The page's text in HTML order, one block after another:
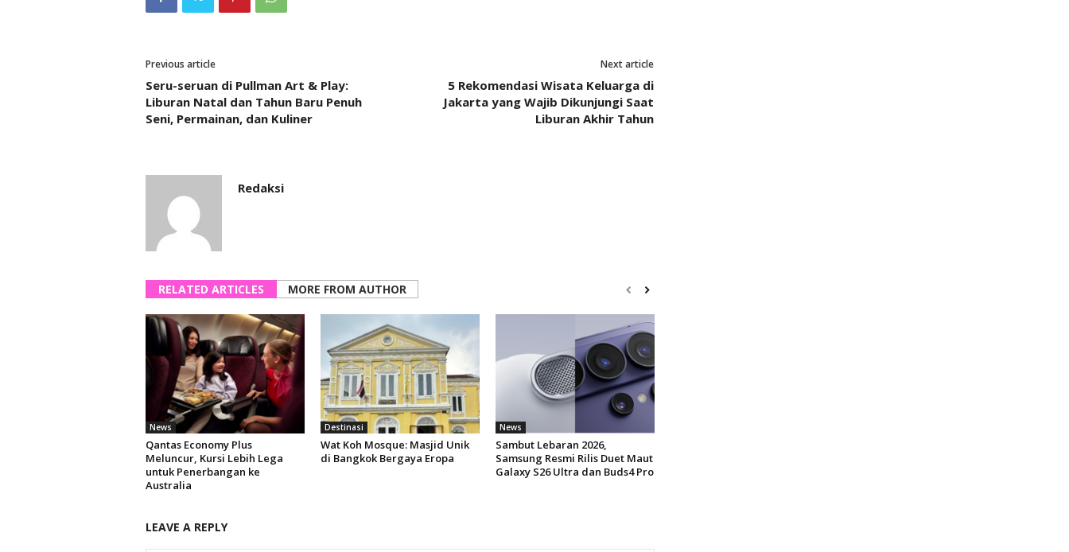
Previous article
Seru-seruan di Pullman Art & Play:
Liburan Natal dan Tahun Baru Penuh
Seni, Permainan, dan Kuliner
Next article
5 Rekomendasi Wisata Keluarga di
Jakarta yang Wajib Dikunjungi Saat
Liburan Akhir Tahun
Redaksi
RELATED ARTICLES MORE FROM AUTHOR
News
Qantas Economy Plus
Meluncur, Kursi Lebih Lega
untuk Penerbangan ke
Australia
Destinasi
Wat Koh Mosque: Masjid Unik
di Bangkok Bergaya Eropa
News
Sambut Lebaran 2026,
Samsung Resmi Rilis Duet Maut
Galaxy S26 Ultra dan Buds4 Pro
LEAVE A REPLY